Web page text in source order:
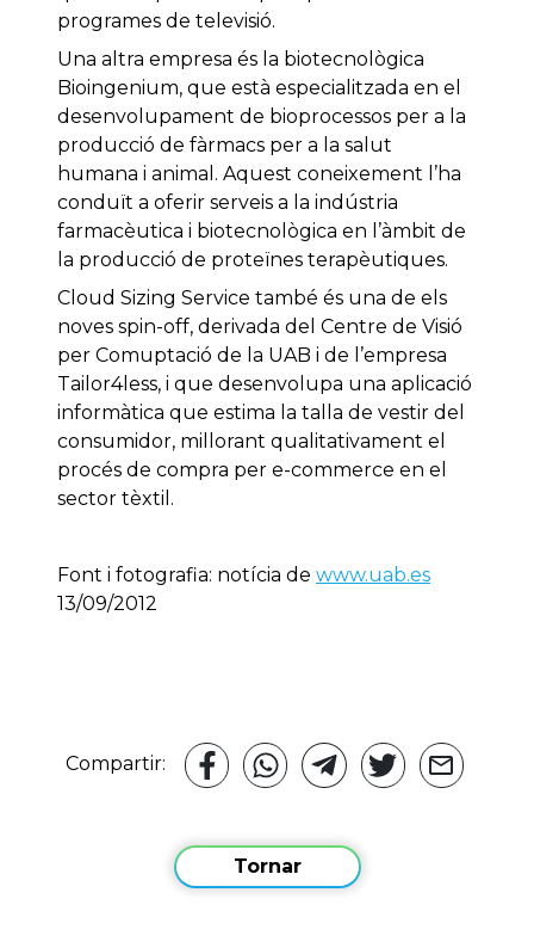
programes de televisió.
Una altra empresa és la biotecnològica
Bioingenium, que està especialitzada en el
desenvolupament de bioprocessos per a la
producció de fàrmacs per a la salut
humana i animal. Aquest coneixement l’ha
conduït a oferir serveis a la indústria
farmacèutica i biotecnològica en l’àmbit de
la producció de proteïnes terapèutiques.
Cloud Sizing Service també és una de els
noves spin-off, derivada del Centre de Visió
per Comuptació de la UAB i de l’empresa
Tailor4less, i que desenvolupa una aplicació
informàtica que estima la talla de vestir del
consumidor, millorant qualitativament el
procés de compra per e-commerce en el
sector tèxtil.
Font i fotografia: notícia de www.uab.es
13/09/2012
Compartir:
Tornar